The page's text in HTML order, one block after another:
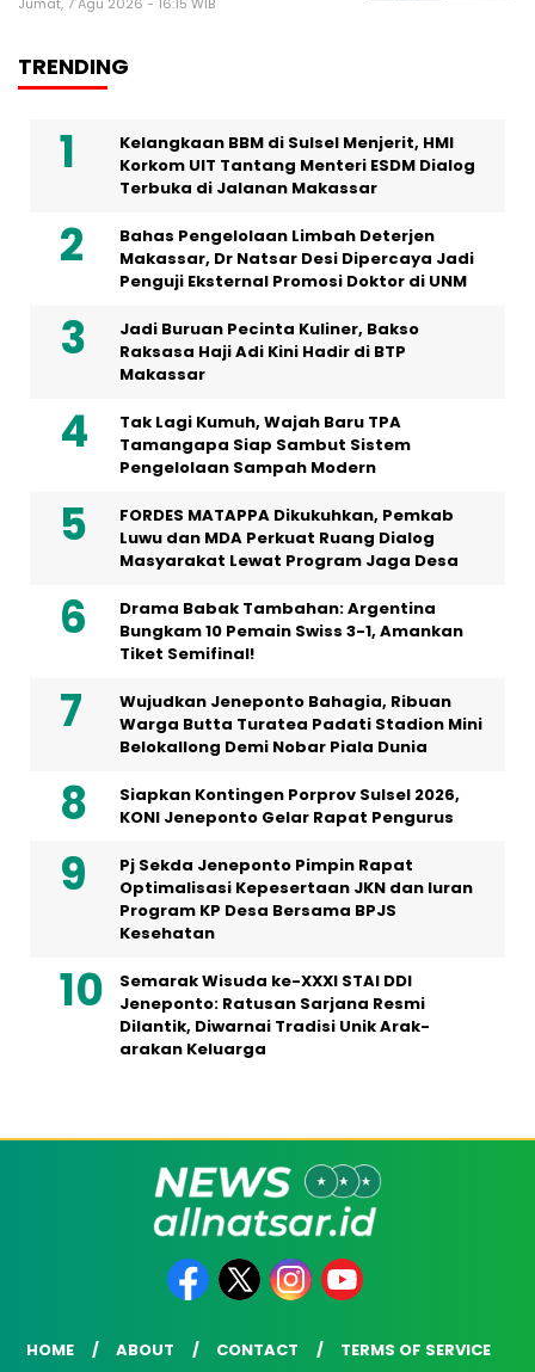
Jumat, 7 Agu 2026 - 16:15 WIB
TRENDING
Kelangkaan BBM di Sulsel Menjerit, HMI
Korkom UIT Tantang Menteri ESDM Dialog
Terbuka di Jalanan Makassar
Bahas Pengelolaan Limbah Deterjen
Makassar, Dr Natsar Desi Dipercaya Jadi
Penguji Eksternal Promosi Doktor di UNM
Jadi Buruan Pecinta Kuliner, Bakso
Raksasa Haji Adi Kini Hadir di BTP
Makassar
Tak Lagi Kumuh, Wajah Baru TPA
Tamangapa Siap Sambut Sistem
Pengelolaan Sampah Modern
FORDES MATAPPA Dikukuhkan, Pemkab
Luwu dan MDA Perkuat Ruang Dialog
Masyarakat Lewat Program Jaga Desa
Drama Babak Tambahan: Argentina
Bungkam 10 Pemain Swiss 3-1, Amankan
Tiket Semifinal!
Wujudkan Jeneponto Bahagia, Ribuan
Warga Butta Turatea Padati Stadion Mini
Belokallong Demi Nobar Piala Dunia
Siapkan Kontingen Porprov Sulsel 2026,
KONI Jeneponto Gelar Rapat Pengurus
Pj Sekda Jeneponto Pimpin Rapat
Optimalisasi Kepesertaan JKN dan Iuran
Program KP Desa Bersama BPJS
Kesehatan
Semarak Wisuda ke-XXXI STAI DDI
Jeneponto: Ratusan Sarjana Resmi
Dilantik, Diwarnai Tradisi Unik Arak-
arakan Keluarga
HOME ABOUT CONTACT TERMS OF SERVICE